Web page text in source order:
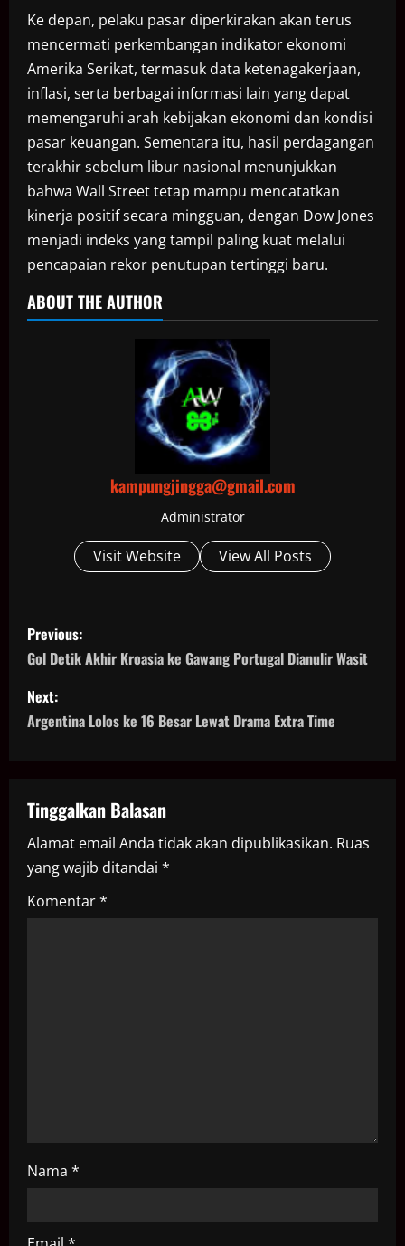
Ke depan, pelaku pasar diperkirakan akan terus
mencermati perkembangan indikator ekonomi
Amerika Serikat, termasuk data ketenagakerjaan,
inflasi, serta berbagai informasi lain yang dapat
memengaruhi arah kebijakan ekonomi dan kondisi
pasar keuangan. Sementara itu, hasil perdagangan
terakhir sebelum libur nasional menunjukkan
bahwa Wall Street tetap mampu mencatatkan
kinerja positif secara mingguan, dengan Dow Jones
menjadi indeks yang tampil paling kuat melalui
pencapaian rekor penutupan tertinggi baru.
ABOUT THE AUTHOR
kampungjingga@gmail.com
Administrator
Visit Website View All Posts
P
o
s
t
a
v
i
g
Previous:
Gol Detik Akhir Kroasia ke Gawang Portugal Dianulir Wasit
Next:
Argentina Lolos ke 16 Besar Lewat Drama Extra Time
Tinggalkan Balasan
Alamat email Anda tidak akan dipublikasikan. Ruas
yang wajib ditandai *
Komentar*
Nama *